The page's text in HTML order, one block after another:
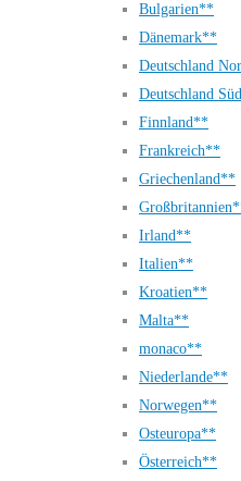
Bulgarien**
Dänemark**
Deutschland
Deutschland
Finnland**
Frankreich**
Griechenland**
Irland**
Italien**
Kroatien**
Malta**
monaco**
Niederlande**
Norwegen**
Osteuropa**
Österreich**